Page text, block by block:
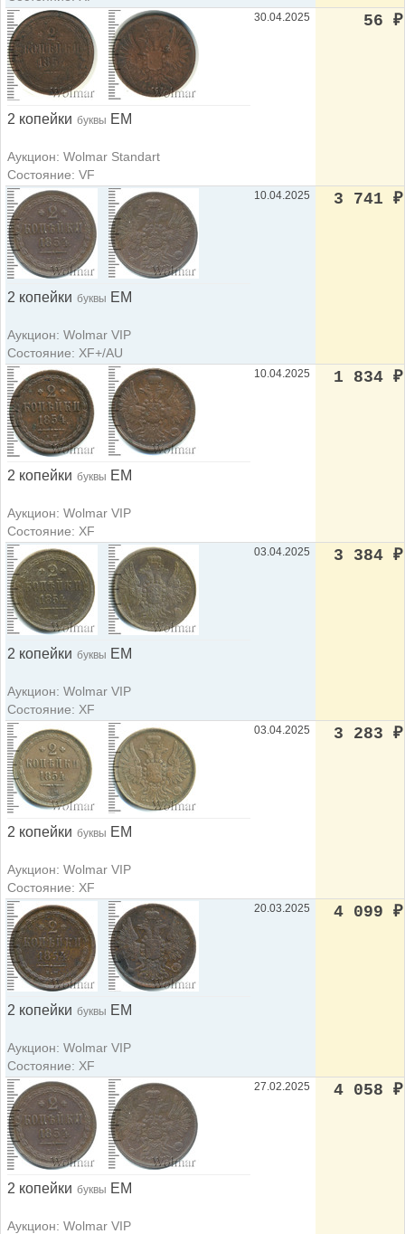
2 копейки буквы ЕМ
Аукцион: Wolmar Standart
Состояние: VF
30.04.2025 56 ₽
2 копейки буквы ЕМ
Аукцион: Wolmar VIP
Состояние: XF+/AU
10.04.2025 3 741 ₽
2 копейки буквы ЕМ
Аукцион: Wolmar VIP
Состояние: XF
10.04.2025 1 834 ₽
2 копейки буквы ЕМ
Аукцион: Wolmar VIP
Состояние: XF
03.04.2025 3 384 ₽
2 копейки буквы ЕМ
Аукцион: Wolmar VIP
Состояние: XF
03.04.2025 3 283 ₽
2 копейки буквы ЕМ
Аукцион: Wolmar VIP
Состояние: XF
20.03.2025 4 099 ₽
2 копейки буквы ЕМ
Аукцион: Wolmar VIP
27.02.2025 4 058 ₽